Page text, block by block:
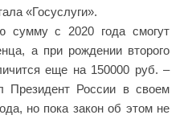
«Госуслуги».
сумму с 2020 года смогут
а при рождении второго
еще на 150000 руб. –
Президент России в своем
но пока закон об этом не